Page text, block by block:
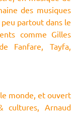
des musiques
partout dans le
comme Gilles
Fanfare, Tayfa,
monde, et ouvert
cultures, Arnaud